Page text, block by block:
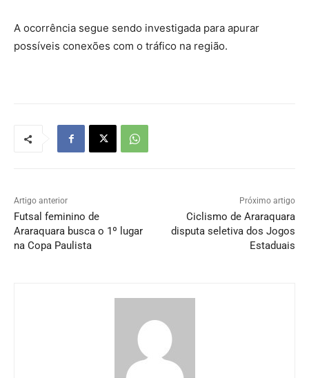
A ocorrência segue sendo investigada para apurar
possíveis conexões com o tráfico na região.
Artigo anterior
Futsal feminino de
Araraquara busca o 1º lugar
na Copa Paulista
Próximo artigo
Ciclismo de Araraquara
disputa seletiva dos Jogos
Estaduais